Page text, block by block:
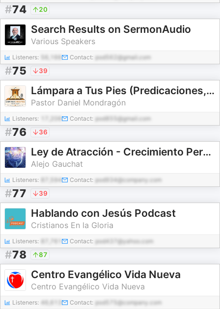
#74 20
Search Results on SermonAudio
Various Speakers
Listeners: Contact: pod562@gmail.com
#75 39
Lámpara a Tus Pies (Predicaciones, Estudios, Palabra, Escrituras, Biblia, enseñanzas, sermones)
Pastor Daniel Mondragón
Listeners: Contact: pod855@gmail.com
#76 36
Ley de Atracción - Crecimiento Personal
Alejo Gauchat
Listeners: 87,594 Contact: pod934@company.com
#77 39
Hablando con Jesús Podcast
Cristianos En la Gloria
Listeners: Contact: pod437@yahoo.com
#78 87
Centro Evangélico Vida Nueva
Centro Evangélico Vida Nueva
Listeners: 46,613 Contact: pod575@company.com